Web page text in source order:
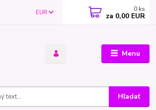
Menu
EUR
Hľadať
0 ks
za 0,00 EUR